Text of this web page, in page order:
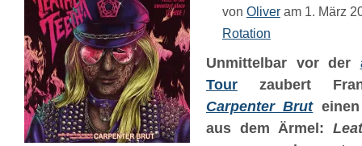
von Oliver am 1. März
Rotation
Unmittelbar vor der
Tour zaubert
Carpenter Bruteinen
aus dem Ärmel: